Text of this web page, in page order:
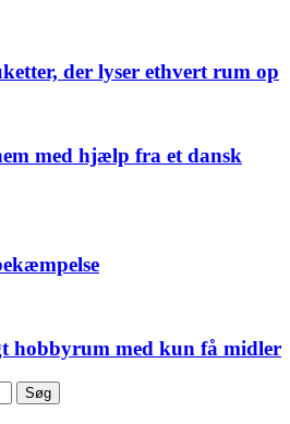
der lyser ethvert rum op
med hjælp fra et dansk
hobbyrum med kun få midler